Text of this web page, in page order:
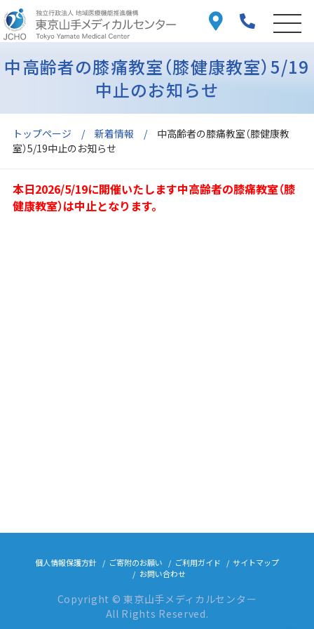
トップページ 新着情報
中高齢者の膝痛教室（膝健康教
室）5/19中止のお知らせ
中高齢者の膝痛教室（膝健康教室）5/19
中止のお知らせ
本日2026/5/19に開催いたします中高齢者の膝痛教室（膝
健康教室）は中止となります。
個人情報保護方針 ご寄附のお願い ご利用ガイド
サイトマップ
お問い合わせ
Copyright © 東京山手メディカルセンター
All Rights Reserved.